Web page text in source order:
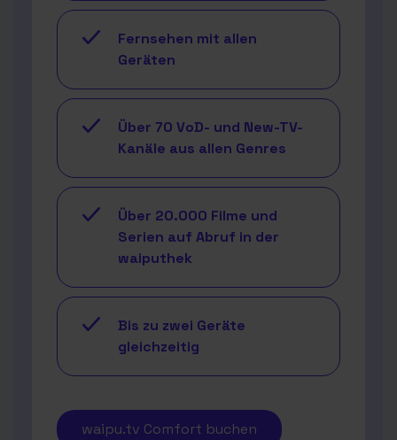
Fernsehen mit allen
Geräten
Über 70 VoD- und New-TV-
Kanäle aus allen Genres
Über 20.000 Filme und
Serien auf Abruf in der
waiputhek
Bis zu zwei Geräte
gleichzeitig
waipu.tv Comfort buchen